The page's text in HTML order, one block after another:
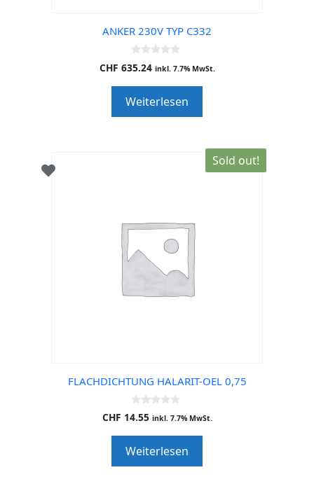
ANKER 230V TYP C332
0
o
o
f
5
CHF 635.24 inkl. 7.7% MwSt.
Weiterlesen
Sold out!
FLACHDICHTUNG HALARIT-OEL 0,75
0
o
o
f
5
CHF 14.55 inkl. 7.7% MwSt.
Weiterlesen